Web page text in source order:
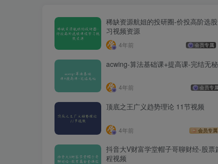
稀缺资源航姐的投研圈-价投高阶选
习视频资源
4年前 会员专属
acwing-算法基础课+提高课-完结无秘
4年前 会员专
顶底之王广义趋势理论 11节视频
4年前 会员专属
抖音大V财富学堂帽子哥聊财经-股票
程视频